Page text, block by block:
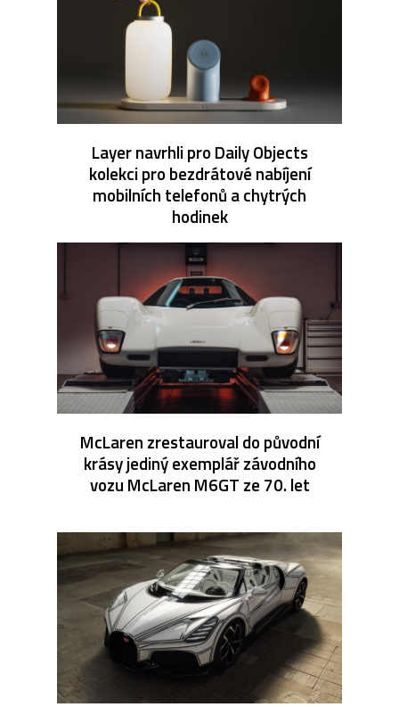
Layer navrhli pro Daily Objects
kolekci pro bezdrátové nabíjení
mobilních telefonů a chytrých
hodinek
McLaren zrestauroval do původní
krásy jediný exemplář závodního
vozu McLaren M6GT ze 70. let